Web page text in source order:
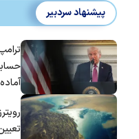
پیشنهاد سردبیر